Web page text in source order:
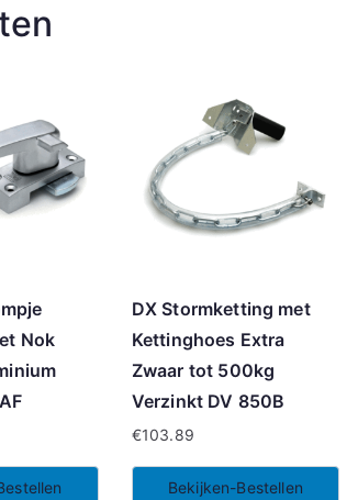
Nok
DX Stormketting met
Kettinghoes Extra
Zwaar tot 500kg
Verzinkt DV 850B
€103.89
Bekijken-Bestellen